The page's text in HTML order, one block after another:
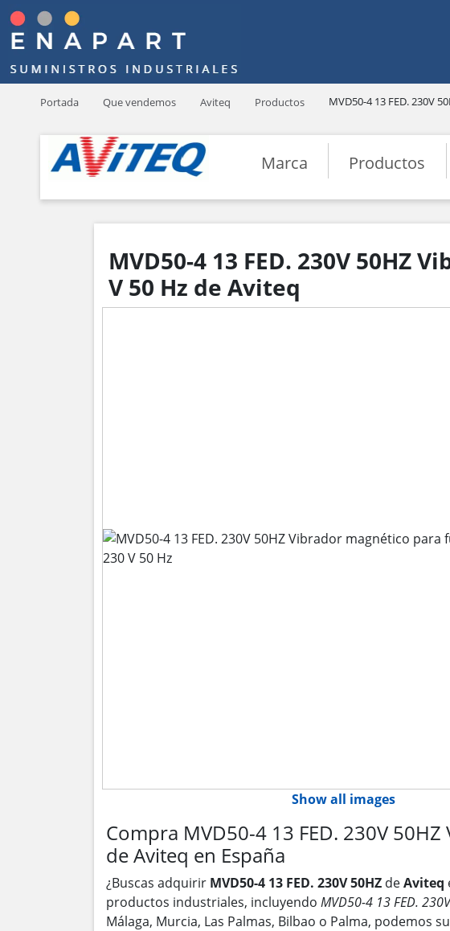
Portada Que vendemos Aviteq Productos MVD50-4 13 FED. 230V
Marca Productos
MVD50-4 13 FED. 230V
V 50 Hz de Aviteq
Show all images
Compra MVD50-4 13 FED. 230V
de Aviteq en España
¿Buscas adquirir MVD50-4 13 FED. 230V 50HZ deAviteq
productos industriales, incluyendo MVD50-4 13 FED.
Málaga, Murcia, Las Palmas, Bilbao o Palma, podemos